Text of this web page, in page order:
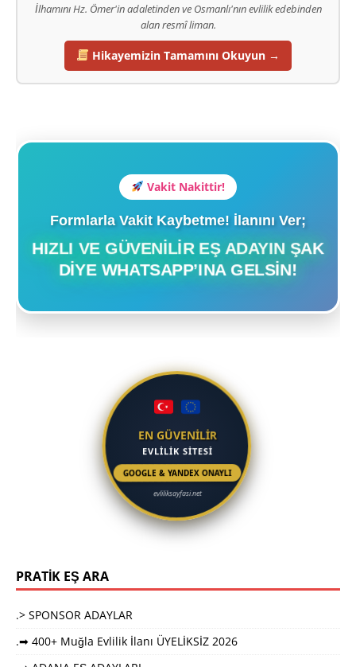
İlhamını Hz. Ömer'in adaletinden ve Osmanlı'nın evlilik edebinden
alan resmî liman.
Hikayemizin Tamamını Okuyun →
Vakit Nakittir!
Formlarla Vakit Kaybetme! İlanını Ver;
HIZLI VE GÜVENILIR EŞ ADAYIN ŞAK
DIYE WHATSAPP’INA GELSIN!
EN GÜVENİLİR
EVLİLİK SİTESİ
GOOGLE & YANDEX ONAYLI
evliliksayfasi.net
PRATİK EŞ ARA
.> SPONSOR ADAYLAR
.➡ 400+ Muğla Evlilik İlanı ÜYELİKSİZ 2026